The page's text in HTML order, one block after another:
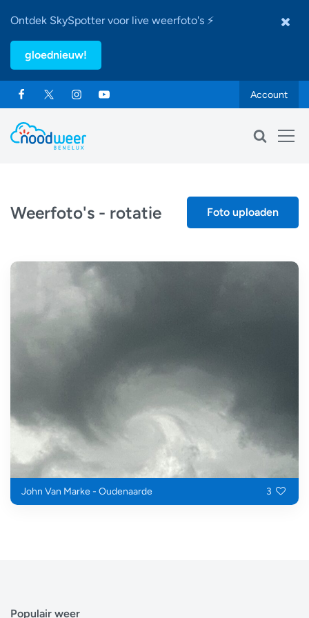
Ontdek SkySpotter voor live weerfoto's ⚡
gloednieuw!
Account
Weerfoto's - rotatie Foto uploaden
John Van Marke - Oudenaarde 3
Populair weer